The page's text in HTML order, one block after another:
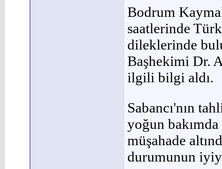
Bodrum
saatlerinde
dileklerinde
Başhekimi Dr.
ilgili bilgi aldı.
Sabancı'nın
yoğun
müşahade
durumunun